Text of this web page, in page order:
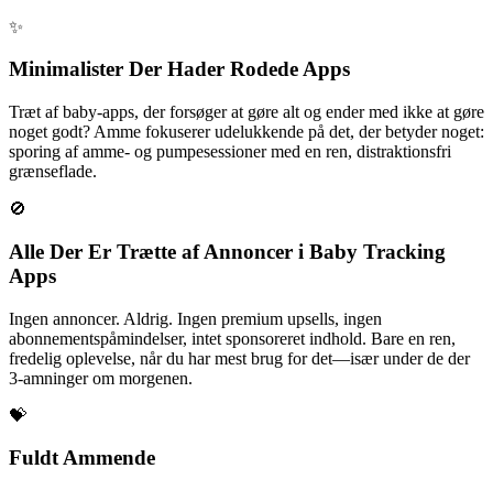
✨
Minimalister Der Hader Rodede Apps
Træt af baby-apps, der forsøger at gøre alt og ender med ikke at gøre
noget godt? Amme fokuserer udelukkende på det, der betyder noget:
sporing af amme- og pumpesessioner med en ren, distraktionsfri
grænseflade.
🚫
Alle Der Er Trætte af Annoncer i Baby Tracking
Apps
Ingen annoncer. Aldrig. Ingen premium upsells, ingen
abonnementspåmindelser, intet sponsoreret indhold. Bare en ren,
fredelig oplevelse, når du har mest brug for det—især under de der
3-amninger om morgenen.
💝
Fuldt Ammende